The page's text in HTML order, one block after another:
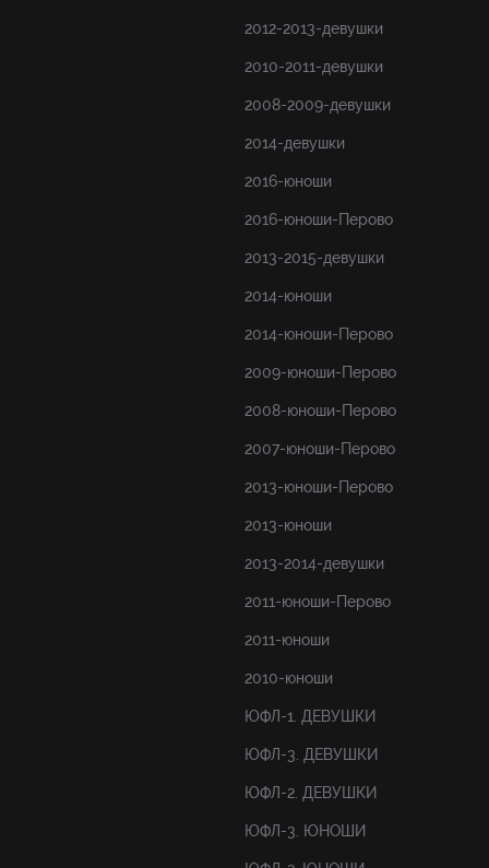
2012-2013-девушки
2010-2011-девушки
2008-2009-девушки
2014-девушки
2016-юноши
2016-юноши-Перово
2013-2015-девушки
2014-юноши
2014-юноши-Перово
2009-юноши-Перово
2008-юноши-Перово
2007-юноши-Перово
2013-юноши-Перово
2013-юноши
2013-2014-девушки
2011-юноши-Перово
2011-юноши
2010-юноши
ЮФЛ-1. ДЕВУШКИ
ЮФЛ-3. ДЕВУШКИ
ЮФЛ-2. ДЕВУШКИ
ЮФЛ-3. ЮНОШИ